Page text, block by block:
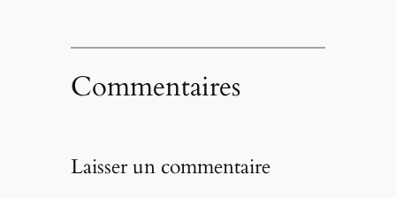
Commentaires
Laisser un commentaire